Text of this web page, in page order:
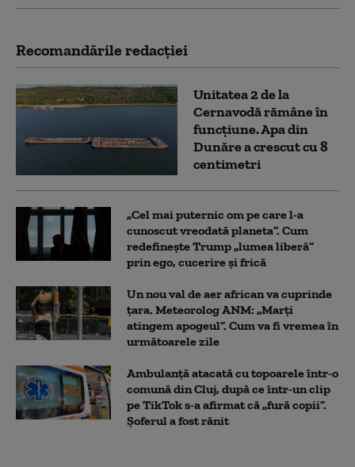
Recomandările redacţiei
Unitatea 2 de la
Cernavodă rămâne în
funcțiune. Apa din
Dunăre a crescut cu 8
centimetri
„Cel mai puternic om pe care l-a
cunoscut vreodată planeta”. Cum
redefinește Trump „lumea liberă”
prin ego, cucerire și frică
Un nou val de aer african va cuprinde
țara. Meteorolog ANM: „Marți
atingem apogeul”. Cum va fi vremea în
următoarele zile
Ambulanţă atacată cu topoarele într-o
comună din Cluj, după ce într-un clip
pe TikTok s-a afirmat că „fură copii”.
Șoferul a fost rănit